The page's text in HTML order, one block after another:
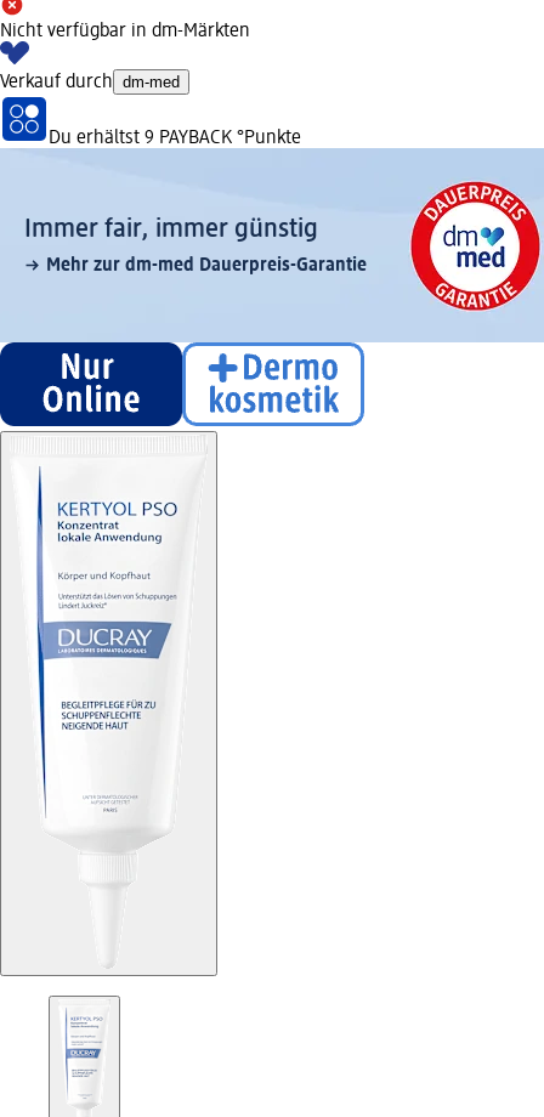
Nicht verfügbar in dm-Märkten
Verkauf durch dm-med
Du erhältst 9 PAYBACK °Punkte
Immer fair,­ immer günstig
Mehr zur dm-med Dauerpreis-Garantie